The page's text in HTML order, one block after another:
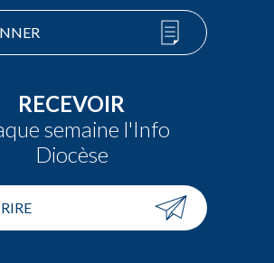
RECEVOIR
semaine l'Info
Diocèse